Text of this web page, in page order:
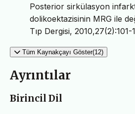
Posterior sirkülasyon
dolikoektazisinin MRG ile
Tıp Dergisi, 2010,27(2):101-
Tüm Kaynakçayı Göster(12)
Ayrıntılar
Birincil Dil